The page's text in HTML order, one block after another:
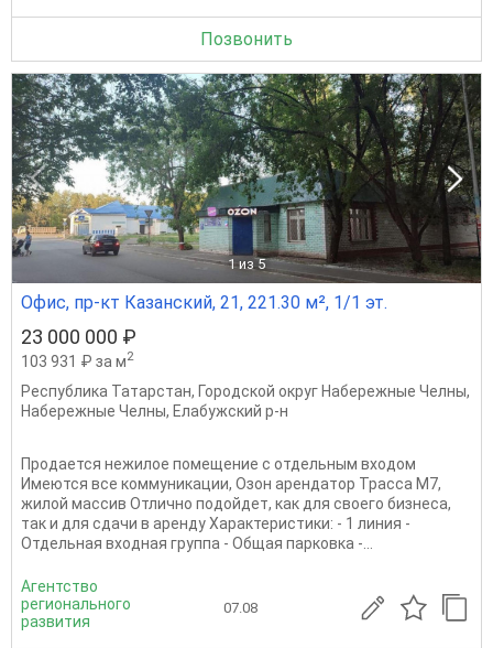
Позвонить
1 из 5
Офис, пр-кт Казанский, 21, 221.30 м², 1/1 эт.
23 000 000 ₽
103 931 ₽ за м2
Республика Татарстан, Городской округ Набережные Челны,
Набережные Челны, Елабужский р-н
Продается нежилое помещение с отдельным входом
Имеются все коммуникации, Озон арендатор Трасса М7,
жилой массив Отлично подойдет, как для своего бизнеса,
так и для сдачи в аренду Характеристики: - 1 линия -
Отдельная входная группа - Общая парковка -...
Агентство
регионального
развития
07.08